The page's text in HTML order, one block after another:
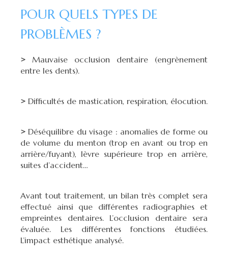
POUR QUELS TYPES DE
PROBLÈMES ?
> Mauvaise occlusion dentaire (engrènement
entre les dents).
> Difficultés de mastication, respiration, élocution.
> Déséquilibre du visage : anomalies de forme ou
de volume du menton (trop en avant ou trop en
arrière/fuyant), lèvre supérieure trop en arrière,
suites d’accident…
Avant tout traitement, un bilan très complet sera
effectué ainsi que différentes radiographies et
empreintes dentaires. L’occlusion dentaire sera
évaluée. Les différentes fonctions étudiées.
L’impact esthétique analysé.